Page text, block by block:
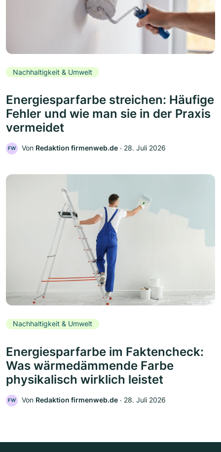
Nachhaltigkeit & Umwelt
Energiesparfarbe streichen: Häufige
Fehler und wie man sie in der Praxis
vermeidet
FW Von Redaktion firmenweb.de ‧ 28. Juli 2026
Nachhaltigkeit & Umwelt
Energiesparfarbe im Faktencheck:
Was wärmedämmende Farbe
physikalisch wirklich leistet
FW Von Redaktion firmenweb.de ‧ 28. Juli 2026